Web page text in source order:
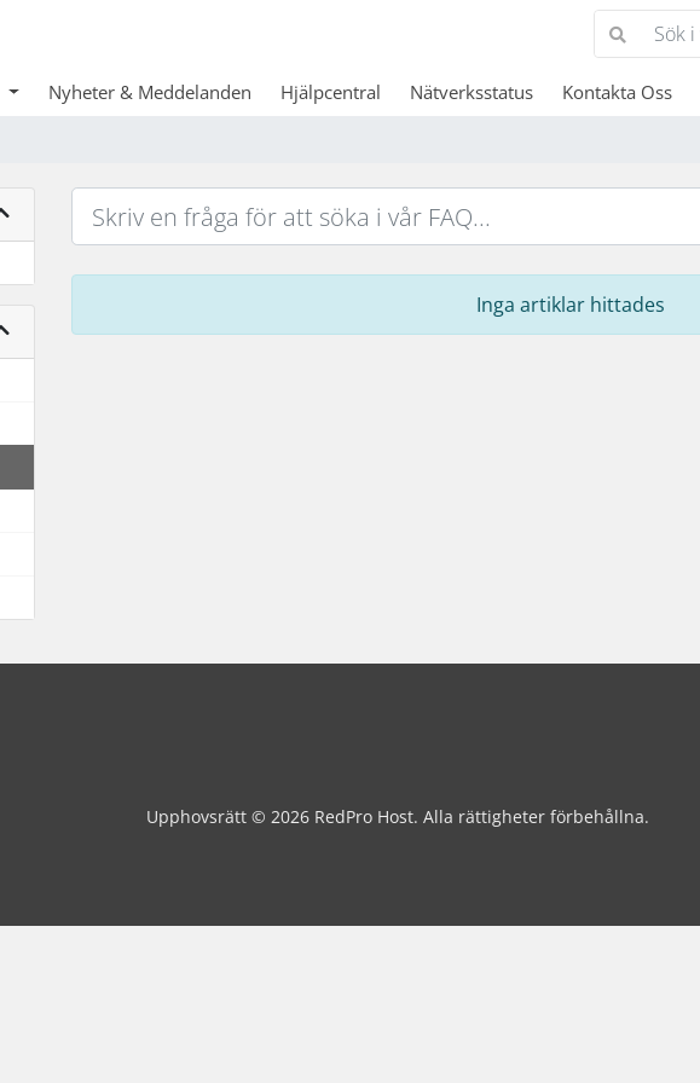
Nyheter & Meddelanden Hjälpcentral Nätverksstatus Kontakta Oss
Inga artiklar hittades
Upphovsrätt © 2026 RedPro Host. Alla rättigheter förbehållna.